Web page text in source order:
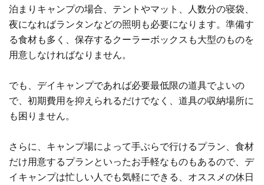
泊まりキャンプの場合、テントやマット、人数分の寝袋、
夜になればランタンなどの照明も必要になります。準備す
る食材も多く、保存するクーラーボックスも大型のものを
用意しなければなりません。
でも、デイキャンプであれば必要最低限の道具でよいの
で、初期費用を抑えられるだけでなく、道具の収納場所に
も困りません。
さらに、キャンプ場によって手ぶらで行けるプラン、食材
だけ用意するプランといったお手軽なものもあるので、デ
イキャンプは忙しい人でも気軽にできる、オススメの休日